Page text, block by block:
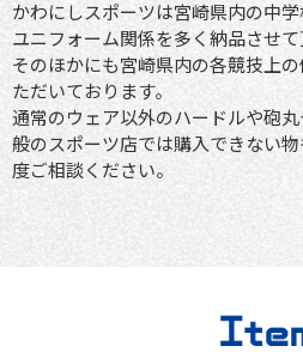
かわにしスポーツは宮崎県内の中
ユニフォーム関係を多く納品させて
そのほかにも宮崎県内の各競技上
ただいております。
通常のウェア以外のハードルや砲
般のスポーツ店では購入できない
度ご相談ください。